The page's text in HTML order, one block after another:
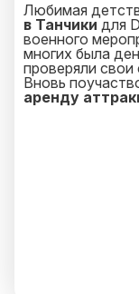
Любимая
в Танчики для
военного
многих была
проверяли
Вновь
аренду